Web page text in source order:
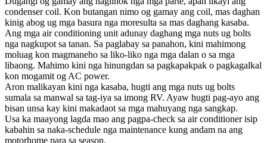
condenser coil. Kon butangan nimo og gamay ang coil, mas daghan
kinig abog ug mga basura nga moresulta sa mas daghang kasaba.
Ang mga air conditioning unit adunay daghang mga nuts ug bolts
nga nagkupot sa tanan. Sa paglabay sa panahon, kini mahimong
moluag kon magmaneho sa liko-liko nga mga dalan o sa mga
libaong. Mahimo kini nga hinungdan sa pagkapakpak o pagkagalkal
kon mogamit og AC power.
Aron malikayan kini nga kasaba, hugti ang mga nuts ug bolts
sumala sa manwal sa tag-iya sa imong RV. Ayaw hugti pag-ayo ang
bisan unsa kay kini makadaot sa mga mahuyang nga sangkap.
Usa ka maayong lagda mao ang pagpa-check sa air conditioner isip
kabahin sa naka-schedule nga maintenance kung andam na ang
motorhome para sa season.